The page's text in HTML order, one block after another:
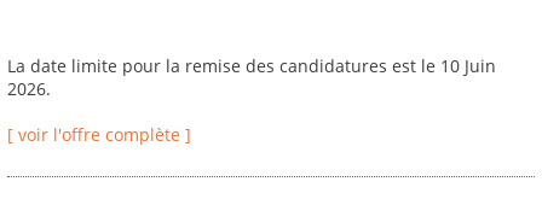
La date limite pour la remise des candidatures est le 10 Juin
2026.
[ voir l'offre complète ]